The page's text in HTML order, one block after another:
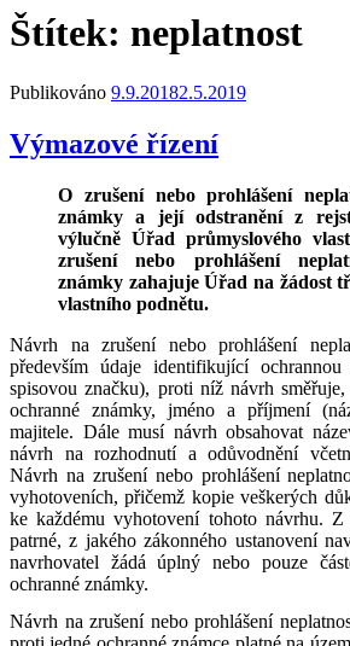
Štítek: neplatnost
Publikováno 9.9.20182.5.2019
Výmazové řízení
O zrušení nebo prohlášení
známky a její odstranění z
výlučně Úřad průmyslového
zrušení nebo prohlášení
známky zahajuje Úřad na žádost
vlastního podnětu.
Návrh na zrušení nebo prohlášení
především údaje identifikující
spisovou značku), proti níž návrh
ochranné známky, jméno a příjmení
majitele. Dále musí návrh obsahovat
návrh na rozhodnutí a odůvodnění
Návrh na zrušení nebo prohlášení
vyhotoveních, přičemž kopie veškerých
ke každému vyhotovení tohoto návrhu.
patrné, z jakého zákonného ustanovení
navrhovatel žádá úplný nebo pouze
ochranné známky.
Návrh na zrušení nebo prohlášení